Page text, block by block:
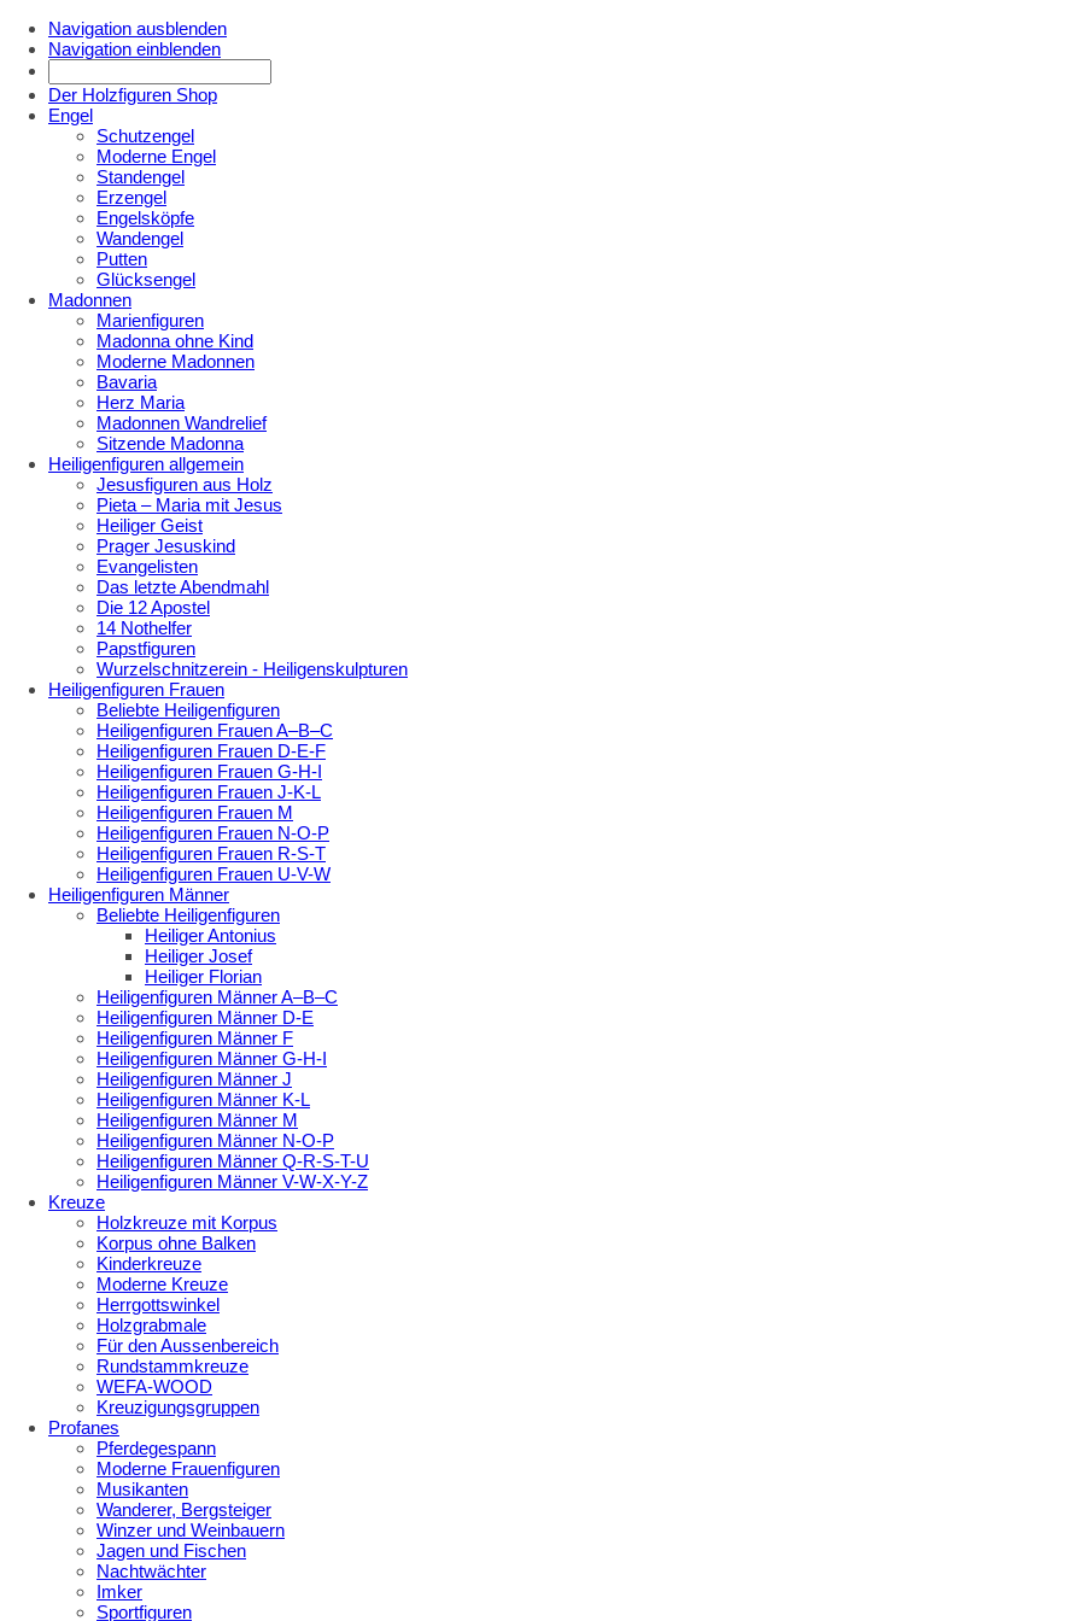
Navigation ausblenden
Navigation einblenden
Der Holzfiguren Shop
Engel
Schutzengel
Moderne Engel
Standengel
Erzengel
Engelsköpfe
Wandengel
Putten
Glücksengel
Madonnen
Marienfiguren
Madonna ohne Kind
Moderne Madonnen
Bavaria
Herz Maria
Madonnen Wandrelief
Sitzende Madonna
Heiligenfiguren allgemein
Jesusfiguren aus Holz
Pieta – Maria mit Jesus
Heiliger Geist
Prager Jesuskind
Evangelisten
Das letzte Abendmahl
Die 12 Apostel
14 Nothelfer
Papstfiguren
Wurzelschnitzerein - Heiligenskulpturen
Heiligenfiguren Frauen
Beliebte Heiligenfiguren
Heiligenfiguren Frauen A–B–C
Heiligenfiguren Frauen D-E-F
Heiligenfiguren Frauen G-H-I
Heiligenfiguren Frauen J-K-L
Heiligenfiguren Frauen M
Heiligenfiguren Frauen N-O-P
Heiligenfiguren Frauen R-S-T
Heiligenfiguren Frauen U-V-W
Heiligenfiguren Männer
Beliebte Heiligenfiguren
Heiliger Antonius
Heiliger Josef
Heiliger Florian
Heiligenfiguren Männer A–B–C
Heiligenfiguren Männer D-E
Heiligenfiguren Männer F
Heiligenfiguren Männer G-H-I
Heiligenfiguren Männer J
Heiligenfiguren Männer K-L
Heiligenfiguren Männer M
Heiligenfiguren Männer N-O-P
Heiligenfiguren Männer Q-R-S-T-U
Heiligenfiguren Männer V-W-X-Y-Z
Kreuze
Holzkreuze mit Korpus
Korpus ohne Balken
Kinderkreuze
Moderne Kreuze
Herrgottswinkel
Holzgrabmale
Für den Aussenbereich
Rundstammkreuze
WEFA-WOOD
Kreuzigungsgruppen
Profanes
Pferdegespann
Moderne Frauenfiguren
Musikanten
Wanderer, Bergsteiger
Winzer und Weinbauern
Jagen und Fischen
Nachtwächter
Imker
Sportfiguren